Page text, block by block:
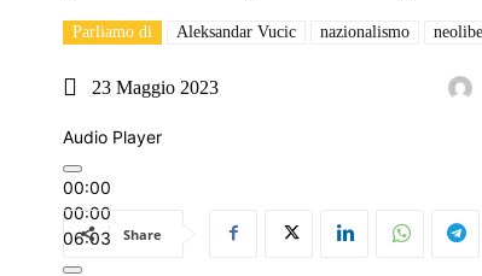
Parliamo di Aleksandar Vucic nazionalismo
23 Maggio 2023
Audio Player
00:00
00:00
06:03
Share